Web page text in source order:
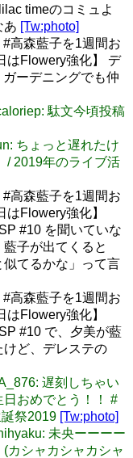
timeのコミュよ
あ [Tw:photo]
高森藍子を1週間お
はFlowery強化】 デ
ーデニングでも仲
駄文今頃投稿
ちょっと遅れたけ
/ 2019年のライブ活
高森藍子を1週間お
Flowery強化】
#10 を聞いていな
子が出てくると
てるかな」って言
高森藍子を1週間お
Flowery強化】
#10 で、夕美が藍
ど、デレステの
遅刻しちゃい
おめでとう！！ #
祭2019 [Tw:photo]
未央ーーーー
カシャカシャカシャ